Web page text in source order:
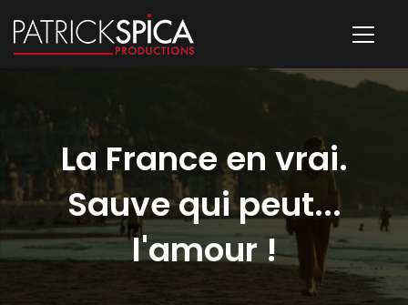
La France en vrai.
Sauve qui peut...
l'amour !